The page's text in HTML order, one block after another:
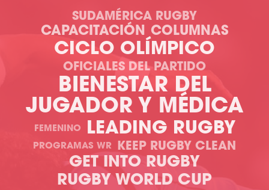
SUDAMÉRICA RUGBY
CAPACITACIÓN COLUMNAS
CICLO OLÍMPICO
OFICIALES DEL PARTIDO
BIENESTAR DEL
JUGADOR Y MÉDICA
FEMENINO LEADING RUGBY
PROGRAMAS WR KEEP RUGBY CLEAN
GET INTO RUGBY
RUGBY WORLD CUP